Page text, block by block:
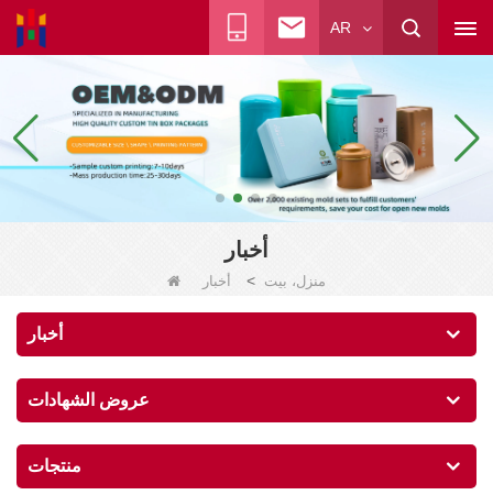
AR
أخبار
منزل، بيت > أخبار
أخبار
عروض الشهادات
منتجات